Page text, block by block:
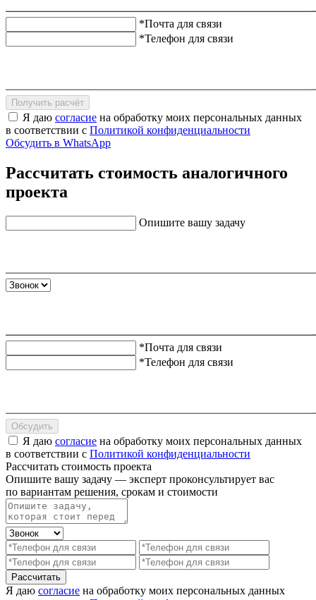
*Почта для связи
*Телефон для связи
Получить расчёт
Я даю согласие на обработку моих персональных данных
в соответствии с Политикой конфиденциальности
Обсудить в WhatsApp
Рассчитать стоимость аналогичного
проекта
Опишите вашу задачу
*Почта для связи
*Телефон для связи
Обсудить
Я даю согласие на обработку моих персональных данных
в соответствии с Политикой конфиденциальности
Рассчитать стоимость проекта
Опишите вашу задачу — эксперт проконсультирует вас
по вариантам решения, срокам и стоимости
Рассчитать
Я даю согласие на обработку моих персональных данных